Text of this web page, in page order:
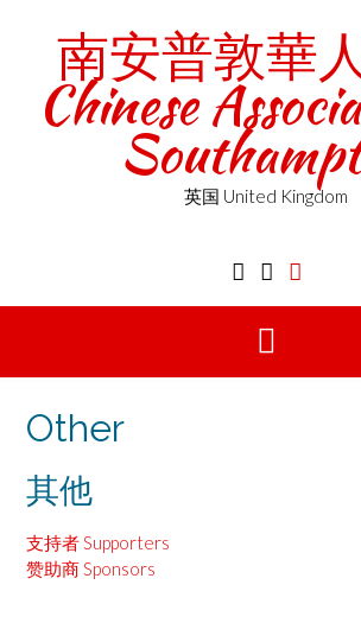
南安普敦華
Chinese
英国 United Kingdom
Other
其他
支持者 Supporters
赞助商 Sponsors